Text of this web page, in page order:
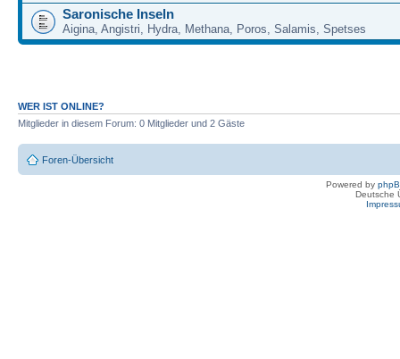
Saronische Inseln
Aigina, Angistri, Hydra, Methana, Poros, Salamis, Spetses
WER IST ONLINE?
Mitglieder in diesem Forum: 0 Mitglieder und 2 Gäste
Foren-Übersicht
Powered by
Deutsche